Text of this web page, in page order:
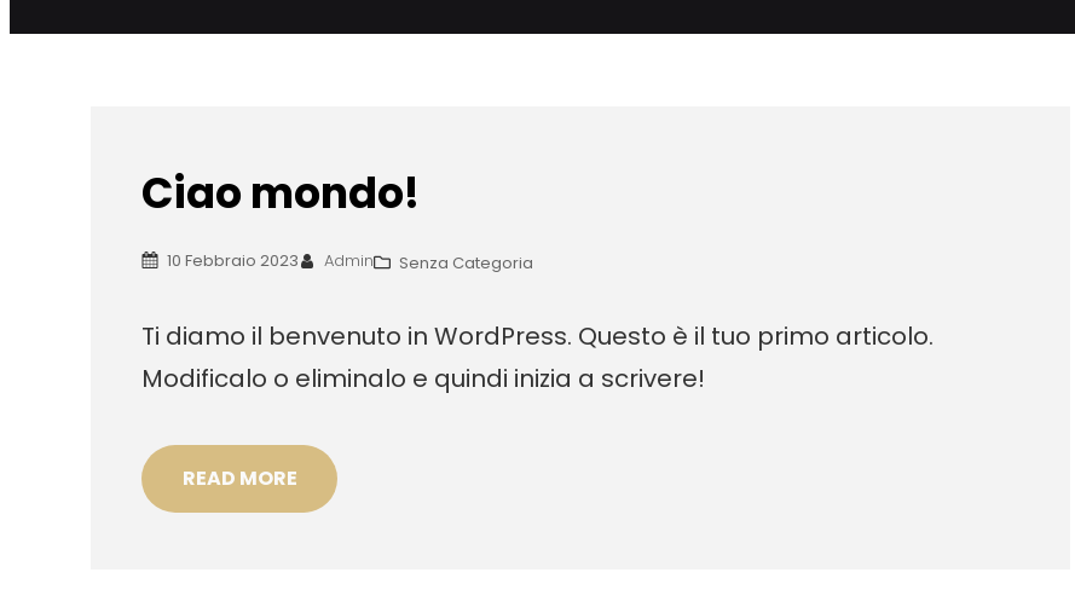
Ciao mondo!
10 Febbraio 2023 Admin Senza Categoria
Ti diamo il benvenuto in WordPress. Questo è il tuo primo articolo.
Modificalo o eliminalo e quindi inizia a scrivere!
READ MORE